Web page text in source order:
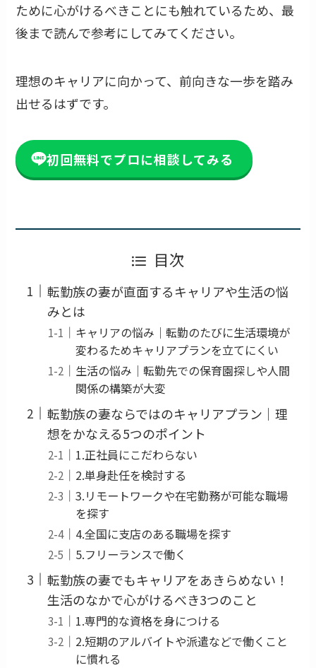
ために心がけるべきことにも触れているため、最
後まで読んで参考にしてみてください。
理想のキャリアに向かって、前向きな一歩を踏み
出せるはずです。
初回無料でプロに相談してみる
目次
転勤族の妻が直面するキャリアや生活の悩
みとは
キャリアの悩み｜転勤のたびに生活環境が
変わるためキャリアプランを立てにくい
生活の悩み｜転勤先での保育園探しや人間
関係の構築が大変
転勤族の妻ならではのキャリアプラン｜理
想をかなえる5つのポイント
1.正社員にこだわらない
2.単身赴任を検討する
3.リモートワークや在宅勤務が可能な職場
を探す
4.全国に支店のある職場を探す
5.フリーランスで働く
転勤族の妻でもキャリアをあきらめない！
生活のなかで心がけるべき3つのこと
1.専門的な資格を身につける
2.短期のアルバイトや派遣などで働くこと
に慣れる